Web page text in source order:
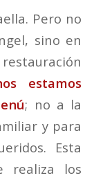
Pero no
sino en
estamos
; no a la
y para
Esta
realiza los